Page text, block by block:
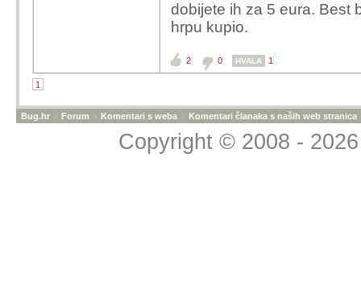
dobijete ih za 5 eura. Best
hrpu kupio.
2 0 HVALA 1
1
Bug.hr » Forum » Komentari s weba » Komentari članaka s naših web stranica
Copyright © 2008 -